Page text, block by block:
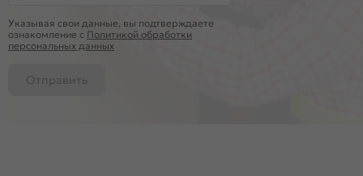
Указывая свои данные, вы подтверждаете
ознакомление c Политикой обработки
персональных данных
Отправить